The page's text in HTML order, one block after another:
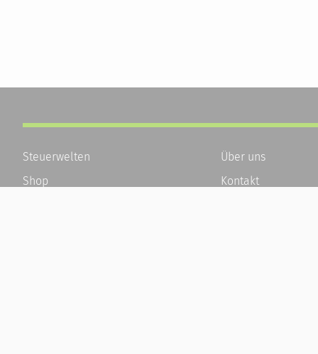
Steuerwelten
Shop
Über uns
Kontakt